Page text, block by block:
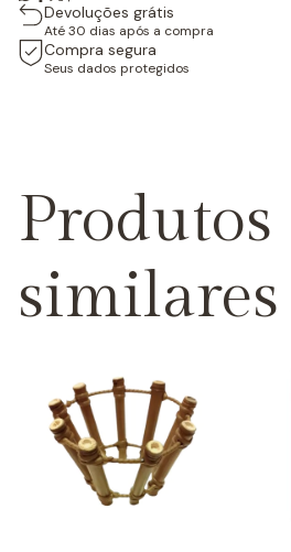
Devoluções grátis
Até 30 dias após a compra
Compra segura
Seus dados protegidos
Produtos
similares